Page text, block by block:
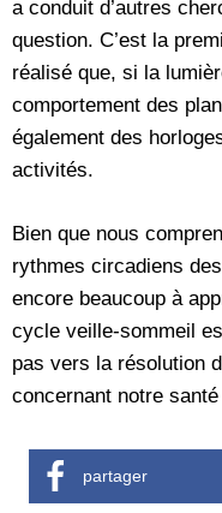
a conduit d’autres
question. C’est la
réalisé que, si la
comportement des
également des
activités.
Bien que nous
rythmes circadiens
encore beaucoup à
cycle veille-sommeil
pas vers la résolution
concernant notre
partager